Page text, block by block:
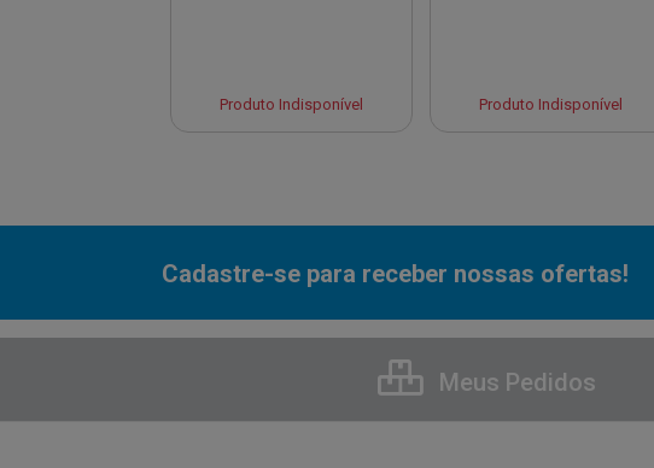
Produto Indisponível Produto Indisponível
Cadastre-se para receber nossas ofertas!
Meus Pedidos